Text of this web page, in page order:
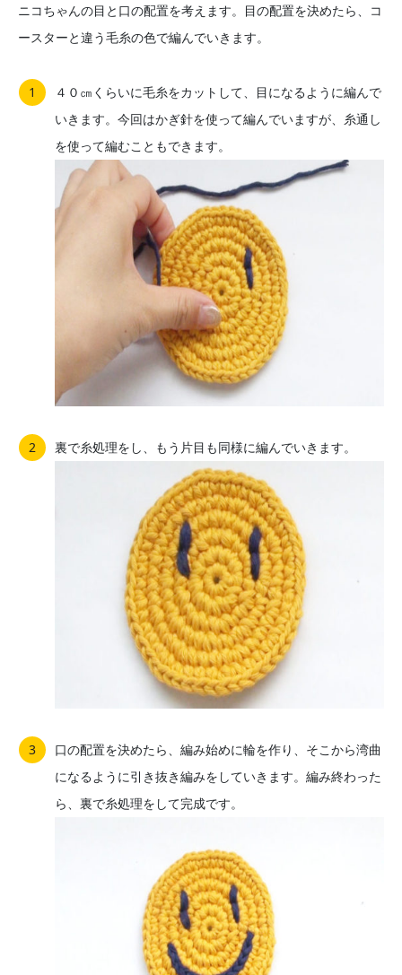
ニコちゃんの目と口の配置を考えます。目の配置を決めたら、コ
ースターと違う毛糸の色で編んでいきます。
４０㎝くらいに毛糸をカットして、目になるように編んで
いきます。今回はかぎ針を使って編んでいますが、糸通し
を使って編むこともできます。
裏で糸処理をし、もう片目も同様に編んでいきます。
口の配置を決めたら、編み始めに輪を作り、そこから湾曲
になるように引き抜き編みをしていきます。編み終わった
ら、裏で糸処理をして完成です。